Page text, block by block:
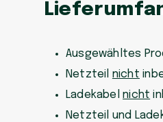
Ausgewähltes
Netzteil nicht
Ladekabelnicht
Netzteil und